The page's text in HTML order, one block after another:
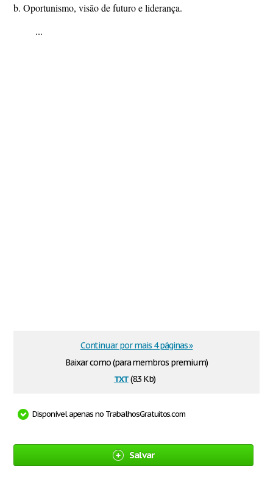
b. Oportunismo, visão de futuro e liderança.
...
Baixar como (para membros premium)
txt(8.3 Kb)
Continuar por mais 4 páginas »
Disponível apenas no TrabalhosGratuitos.com
Salvar